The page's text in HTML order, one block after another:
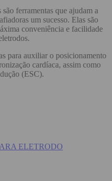
ferramentas que ajudam a
um sucesso. Elas são
conveniência e facilidade
para auxiliar o posicionamento
cardíaca, assim como
(ESC).
ELETRODO